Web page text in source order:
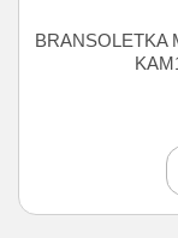
BRANSOLETKA